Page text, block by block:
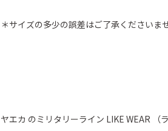
＊サイズの多少の誤差はご了承くださいませ
ヤエカ のミリタリーライン LIKE WEAR （